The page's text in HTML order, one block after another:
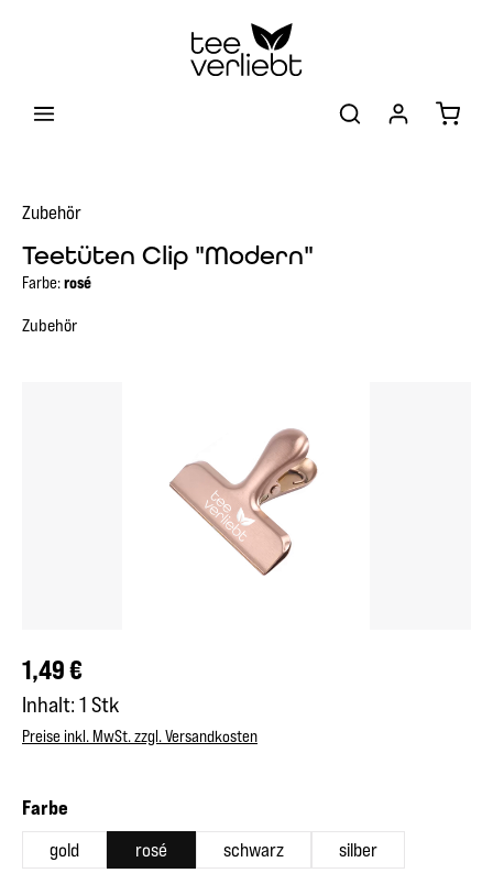
Zubehör
Teetüten Clip "Modern"
Farbe:rosé
Zubehör
Regulärer Preis:
1,49 €
Inhalt: 1 Stk
Preise inkl. MwSt. zzgl. Versandkosten
Farbe
gold rosé schwarz silber